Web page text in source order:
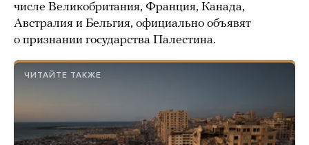
числе Великобритания, Франция, Канада,
Австралия и Бельгия, официально объявят
о признании государства Палестина.
ЧИТАЙТЕ ТАКЖЕ